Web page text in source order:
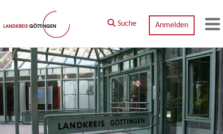
Zum Hauptinhalt springen
Suche Anmelden